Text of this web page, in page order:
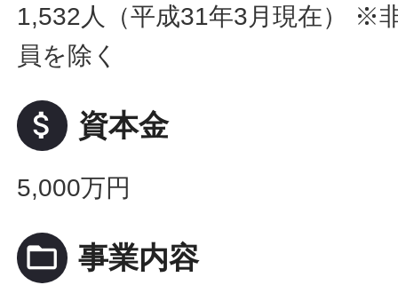
1,532人（平成31年3月現在） ※
員を除く
attach_money 資本金
5,000万円
folder_open 事業内容